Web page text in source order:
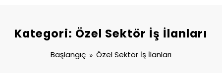
Kategori: Özel Sektör İş İlanları
Başlangıç Özel Sektör İş İlanları